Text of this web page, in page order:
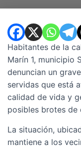
Habitantes de la
Marín 1, municipio
denuncian un
servidas que está
calidad de vida y
posibles brotes de
La situación,
mantiene a los